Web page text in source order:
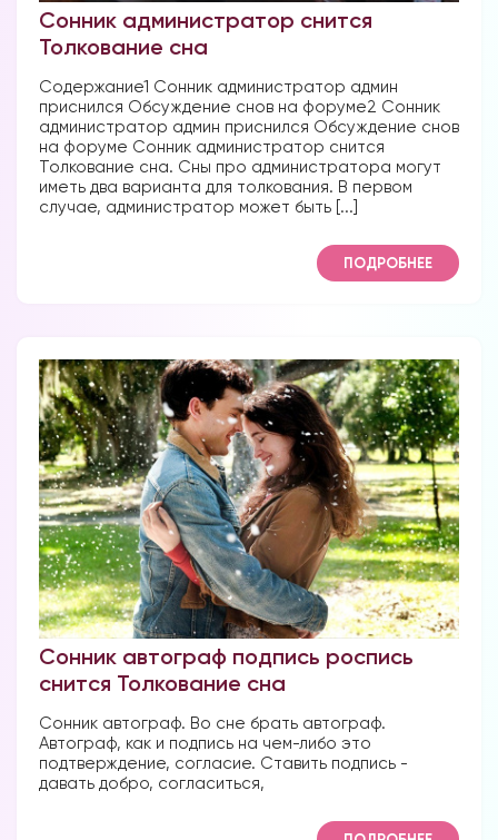
Сонник администратор снится
Толкование сна
Содержание1 Сонник администратор админ
приснился Обсуждение снов на форуме2 Сонник
администратор админ приснился Обсуждение снов
на форуме Сонник администратор снится
Толкование сна. Сны про администратора могут
иметь два варианта для толкования. В первом
случае, администратор может быть [...]
ПОДРОБНЕЕ
Сонник автограф подпись роспись
снится Толкование сна
Сонник автограф. Во сне брать автограф.
Автограф, как и подпись на чем-либо это
подтверждение, согласие. Ставить подпись -
давать добро, согласиться,